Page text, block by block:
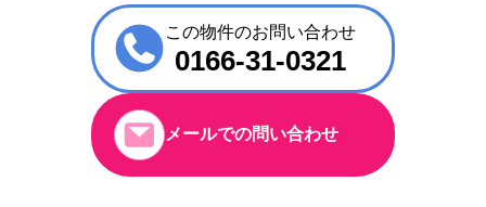
この物件のお問い合わせ
0166-31-0321
メールでの問い合わせ